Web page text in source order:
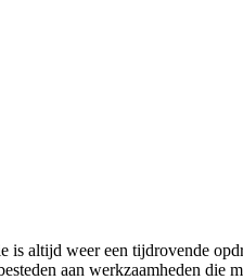
is altijd weer een tijdrovende
aan werkzaamheden die